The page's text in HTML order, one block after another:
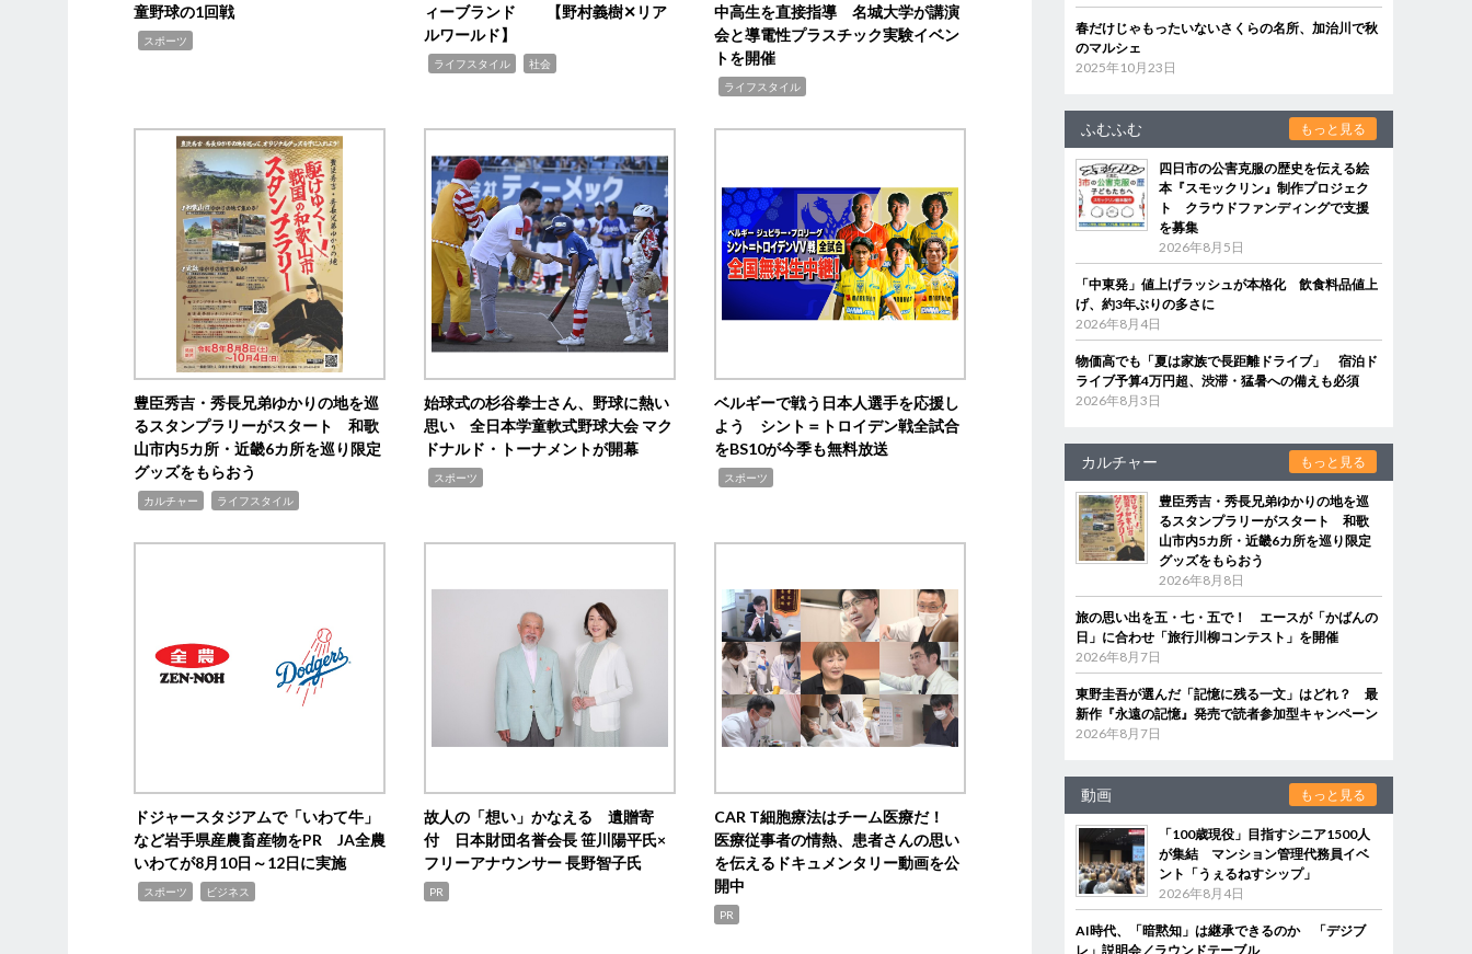
童野球の1回戦
スポーツ
ィーブランド 【野村義樹✕リア
ルワールド】
ライフスタイル 社会
中高生を直接指導 名城大学が講演
会と導電性プラスチック実験イベン
トを開催
ライフスタイル
豊臣秀吉・秀長兄弟ゆかりの地を巡
るスタンプラリーがスタート 和歌
山市内5カ所・近畿6カ所を巡り限定
グッズをもらおう
カルチャー ライフスタイル
始球式の杉谷拳士さん、野球に熱い
思い 全日本学童軟式野球大会 マク
ドナルド・トーナメントが開幕
スポーツ
ベルギーで戦う日本人選手を応援し
よう シント＝トロイデン戦全試合
をBS10が今季も無料放送
スポーツ
ドジャースタジアムで「いわて牛」
など岩手県産農畜産物をPR JA全農
いわてが8月10日～12日に実施
スポーツ ビジネス
故人の「想い」かなえる 遺贈寄
付 日本財団名誉会長 笹川陽平氏×
フリーアナウンサー 長野智子氏
PR
CAR T細胞療法はチーム医療だ！
医療従事者の情熱、患者さんの思い
を伝えるドキュメンタリー動画を公
開中
PR
春だけじゃもったいないさくらの名所、加治川で秋
のマルシェ
2025年10月23日
ふむふむ もっと見る
四日市の公害克服の歴史を伝える絵
本『スモックリン』制作プロジェク
ト クラウドファンディングで支援
を募集
2026年8月5日
「中東発」値上げラッシュが本格化 飲食料品値上
げ、約3年ぶりの多さに
2026年8月4日
物価高でも「夏は家族で長距離ドライブ」 宿泊ド
ライブ予算4万円超、渋滞・猛暑への備えも必須
2026年8月3日
カルチャー もっと見る
豊臣秀吉・秀長兄弟ゆかりの地を巡
るスタンプラリーがスタート 和歌
山市内5カ所・近畿6カ所を巡り限定
グッズをもらおう
2026年8月8日
旅の思い出を五・七・五で！ エースが「かばんの
日」に合わせ「旅行川柳コンテスト」を開催
2026年8月7日
東野圭吾が選んだ「記憶に残る一文」はどれ？ 最
新作『永遠の記憶』発売で読者参加型キャンペーン
2026年8月7日
動画 もっと見る
「100歳現役」目指すシニア1500人
が集結 マンション管理代務員イベ
ント「うぇるねすシップ」
2026年8月4日
AI時代、「暗黙知」は継承できるのか 「デジブ
レ」説明会／ラウンドテーブル